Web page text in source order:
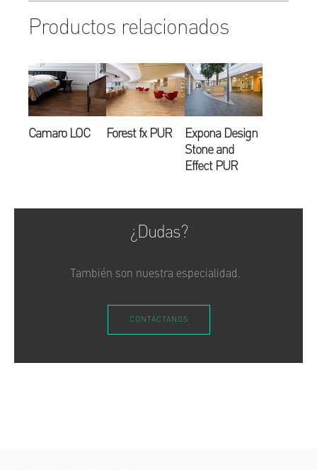
Productos relacionados
Camaro LOC Forest fx PUR
Expona Design
Stone and
Effect PUR
¿Dudas?
También son nuestra especialidad.
CONTÁCTANOS